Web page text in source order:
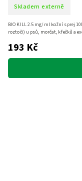
Skladem externě
193 Kč
BIO KILL 2.5 mg/ml kožní sprej
roztoči) u psů, morčat, křečků a